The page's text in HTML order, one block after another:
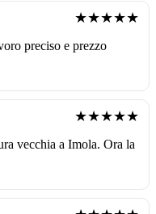
★★★★★
preciso e prezzo
★★★★★
vecchia a Imola. Ora la